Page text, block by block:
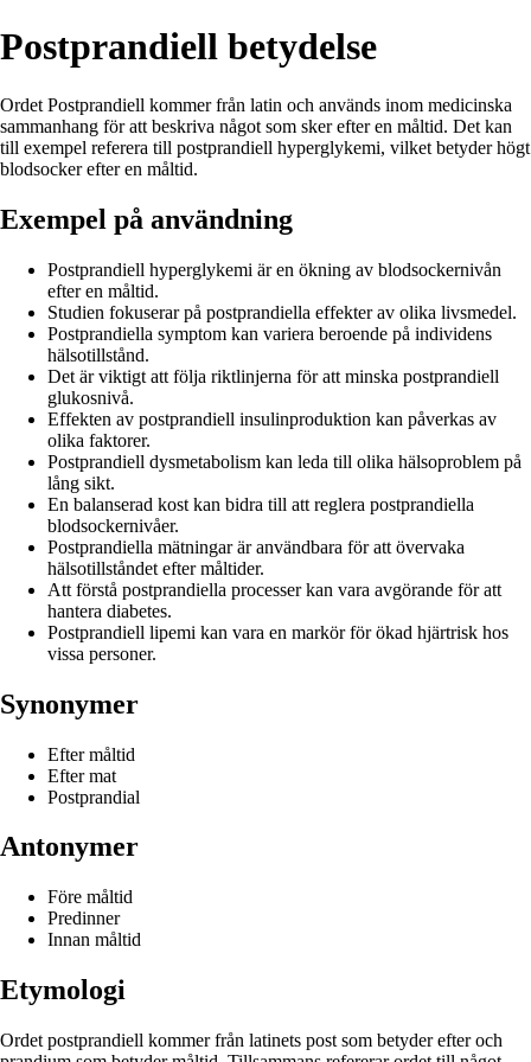
Postprandiell betydelse
Ordet Postprandiell kommer från latin och används inom medicinska
sammanhang för att beskriva något som sker efter en måltid. Det kan
till exempel referera till postprandiell hyperglykemi, vilket betyder högt
blodsocker efter en måltid.
Exempel på användning
Postprandiell hyperglykemi är en ökning av blodsockernivån
efter en måltid.
Studien fokuserar på postprandiella effekter av olika livsmedel.
Postprandiella symptom kan variera beroende på individens
hälsotillstånd.
Det är viktigt att följa riktlinjerna för att minska postprandiell
glukosnivå.
Effekten av postprandiell insulinproduktion kan påverkas av
olika faktorer.
Postprandiell dysmetabolism kan leda till olika hälsoproblem på
lång sikt.
En balanserad kost kan bidra till att reglera postprandiella
blodsockernivåer.
Postprandiella mätningar är användbara för att övervaka
hälsotillståndet efter måltider.
Att förstå postprandiella processer kan vara avgörande för att
hantera diabetes.
Postprandiell lipemi kan vara en markör för ökad hjärtrisk hos
vissa personer.
Synonymer
Efter måltid
Efter mat
Postprandial
Antonymer
Före måltid
Predinner
Innan måltid
Etymologi
Ordet postprandiell kommer från latinets post som betyder efter och